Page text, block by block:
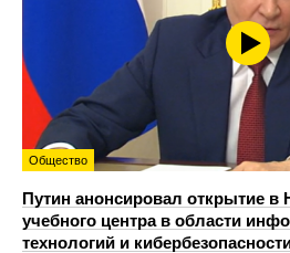
Общество
Путин анонсировал открытие
учебного центра в области
технологий и